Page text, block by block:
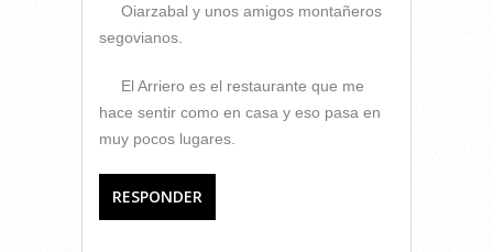
Oiarzabal y unos amigos montañeros
segovianos.
El Arriero es el restaurante que me
hace sentir como en casa y eso pasa en
muy pocos lugares.
RESPONDER